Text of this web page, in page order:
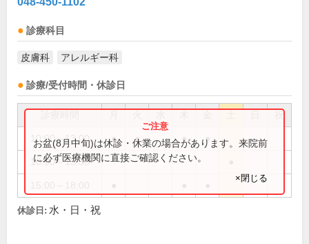
診療科目
皮膚科 アレルギー科
診療/受付時間・休診日
祝
10:00～13:00 ● ● ● ●
10:00～13:30
お盆(8月中旬)は休診・休業の場合があります。来院前
に必ず医療機関に直接ご確認ください。
×閉じる
休診日: 水・日・祝